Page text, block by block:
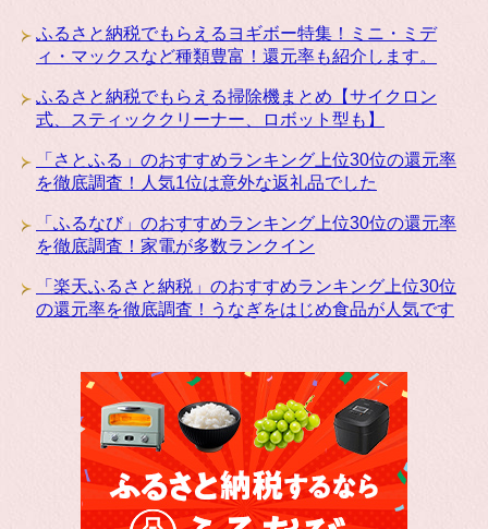
ふるさと納税でもらえるヨギボー特集！ミニ・ミデ
ィ・マックスなど種類豊富！還元率も紹介します。
ふるさと納税でもらえる掃除機まとめ【サイクロン
式、スティッククリーナー、ロボット型も】
「さとふる」のおすすめランキング上位30位の還元率
を徹底調査！人気1位は意外な返礼品でした
「ふるなび」のおすすめランキング上位30位の還元率
を徹底調査！家電が多数ランクイン
「楽天ふるさと納税」のおすすめランキング上位30位
の還元率を徹底調査！うなぎをはじめ食品が人気です